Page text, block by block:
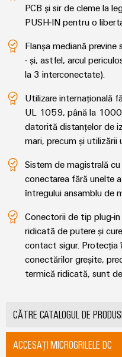
Infrastructură
tablouri
de
comandă
Serviciu
asamblare
Ansambluri
de
blocuri
terminale
șină
Carcase
modificate
și
Seturi
de
cabluri
PCB și sir de cleme la
PUSH-IN pentru o
Flanșa mediană previne
- și, astfel, arcul
la 3 interconectate).
Utilizare internațională
UL 1059, până la
datorită distanțelor de
mari, precum și utilizării
Sistem de magistrală
conectarea fără unelte
întregului ansamblu de
Conectorii de tip plug-
ridicată de putere și
contact sigur. Protecția
conectărilor greșite,
termică ridicată, sunt
CĂTRE CATALOGUL DE
ACCESAȚI MICROGRILELE DC